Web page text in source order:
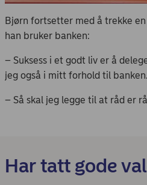
Bjørn fortsetter med å trekke
han bruker banken:
– Suksess i et godt liv er å
jeg også i mitt forhold til banken.
– Så skal jeg legge til at råd er
Har tatt gode